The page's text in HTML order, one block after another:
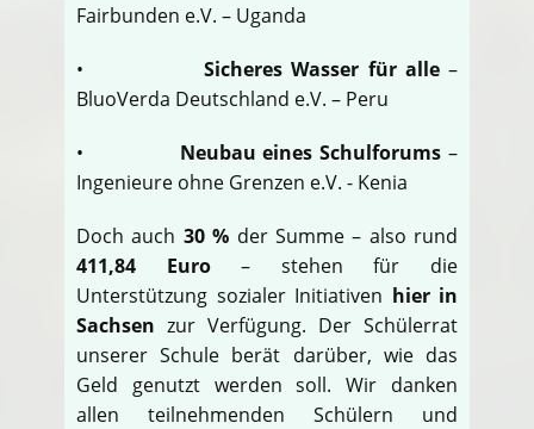
Fairbunden e.V. – Uganda
•Sicheres Wasser für alle–
BluoVerda Deutschland e.V. – Peru
• Neubau eines Schulforums –
Ingenieure ohne Grenzen e.V. - Kenia
Doch auch 30 % der Summe – also rund
411,84 Euro– stehen für die
Unterstützung sozialer Initiativen hier in
Sachsen zur Verfügung. Der Schülerrat
unserer Schule berät darüber, wie das
Geld genutzt werden soll. Wir danken
allen teilnehmenden Schülern und